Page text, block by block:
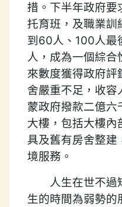
措。下半年政府要
托育班，及職業訓
到60人、100人最
人，成為一個綜合
來數度獲得政府評
舍嚴重不足，收容
蒙政府撥款二億六
大樓，包括大樓內
具及舊有房舍整建
境服務。
人生在世不過
生的時間為弱勢的